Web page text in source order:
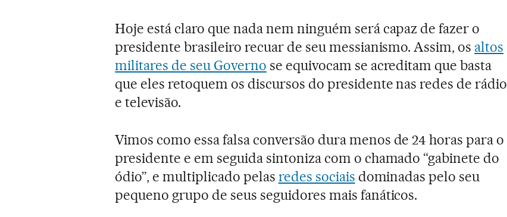
Hoje está claro que nada nem ninguém será capaz de fazer o
presidente brasileiro recuar de seu messianismo. Assim, os altos
militares de seu Governo se equivocam se acreditam que basta
que eles retoquem os discursos do presidente nas redes de rádio
e televisão.
Vimos como essa falsa conversão dura menos de 24 horas para o
presidente e em seguida sintoniza com o chamado “gabinete do
ódio”, e multiplicado pelas redes sociais dominadas pelo seu
pequeno grupo de seus seguidores mais fanáticos.